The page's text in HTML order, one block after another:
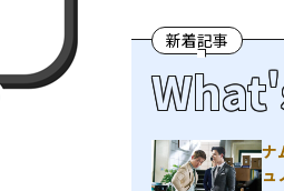
新着記事
ナ
ュ